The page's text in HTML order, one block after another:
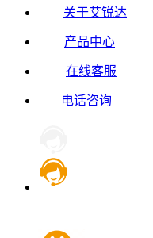
关于艾锐达
产品中心
在线客服
电话咨询